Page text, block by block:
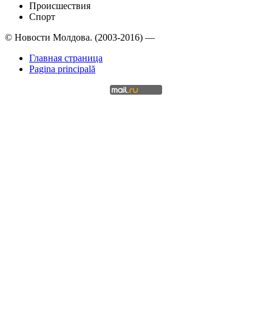
Происшествия
Спорт
© Новости Молдова. (2003-2016) —
Главная страница
Pagina principală